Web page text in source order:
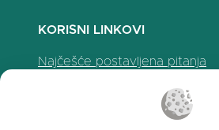
KORISNI LINKOVI
Najčešće postavljena pitanja
Politika upotrebe kolačića